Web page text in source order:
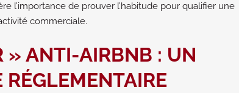
l’importance de prouver l’habitude pour qualifier une
commerciale.
» ANTI-AIRBNB : UN